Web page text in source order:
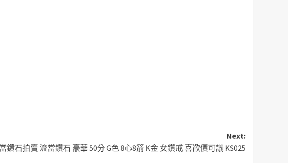
Next:
鑽石拍賣 流當鑽石 豪華 50分 G色 8心8箭 K金 女鑽戒 喜歡價可議 KS025